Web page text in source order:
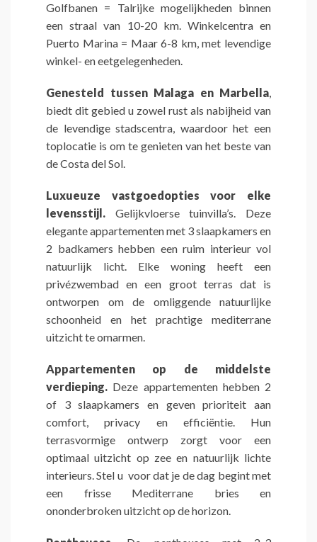
Golfbanen = Talrijke mogelijkheden binnen
een straal van 10-20 km. Winkelcentra en
Puerto Marina = Maar 6-8 km, met levendige
winkel- en eetgelegenheden.
Genesteld tussen Malaga en Marbella,
biedt dit gebied u zowel rust als nabijheid van
de levendige stadscentra, waardoor het een
toplocatie is om te genieten van het beste van
de Costa del Sol.
Luxueuze vastgoedopties voor elke
levensstijl. Gelijkvloerse tuinvilla’s. Deze
elegante appartementen met 3 slaapkamers en
2 badkamers hebben een ruim interieur vol
natuurlijk licht. Elke woning heeft een
privézwembad en een groot terras dat is
ontworpen om de omliggende natuurlijke
schoonheid en het prachtige mediterrane
uitzicht te omarmen.
Appartementen op de middelste
verdieping. Deze appartementen hebben 2
of 3 slaapkamers en geven prioriteit aan
comfort, privacy en efficiëntie. Hun
terrasvormige ontwerp zorgt voor een
optimaal uitzicht op zee en natuurlijk lichte
interieurs. Stel u voor dat je de dag begint met
een frisse Mediterrane bries en
ononderbroken uitzicht op de horizon.